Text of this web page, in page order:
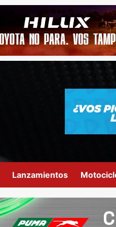
Lanzamientos